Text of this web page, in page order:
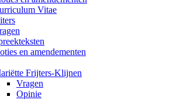
Vitae
en amendementen
Frijters-Klijnen
Vragen
Opinie